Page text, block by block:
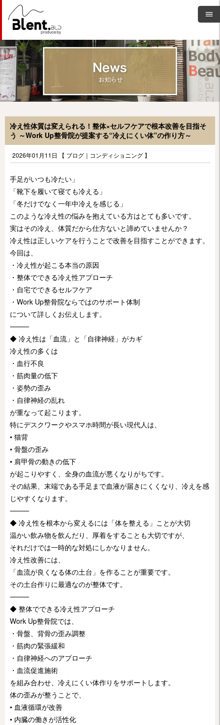
冷え性体質は変えられる！整体×セルフケアで根本改善を目指そ
う ～Work Up整骨院が提案する“冷えにくい体”の作り方～
2026年01月11日 【 ブログ ｜ コンディショニング 】
手足がいつも冷たい」
「靴下を履いて寝ても冷える」
「冬だけでなく一年中冷えを感じる」
このような冷え性の悩みを抱えている方はとても多いです。
実はその冷え、体質だから仕方ないと諦めていませんか？
冷え性は正しいケアを行うことで改善を目指すことができます。
今回は、
・冷え性が起こる本当の原因
・整体でできる冷え性アプローチ
・自宅でできるセルフケア
・Work Up整骨院ならではのサポート体制
について詳しくお伝えします。
⸻
◆ 冷え性は「血流」と「自律神経」がカギ
冷え性の多くは
・血行不良
・筋肉量の低下
・姿勢の歪み
・自律神経の乱れ
が重なって起こります。
特にデスクワークやスマホ時間が長い現代人は、
• 猫背
• 骨盤の歪み
• 肩甲骨の動きの低下
が起こりやすく、全身の血流が悪くなりがちです。
その結果、末端である手足まで血液が届きにくくなり、冷えを感
じやすくなります。
⸻
◆ 冷え性を根本から変えるには「体を整える」ことが大切
温かい飲み物を飲んだり、厚着をすることも大切ですが、
それだけでは一時的な対処にしかなりません。
冷え性改善には、
「血流が良くなる体の土台」を作ることが重要です。
その土台作りに最適なのが整体です。
⸻
◆ 整体でできる冷え性アプローチ
Work Up整骨院では、
・骨盤、背骨の歪み調整
・筋肉の緊張緩和
・自律神経へのアプローチ
・血流促進施術
を組み合わせ、冷えにくい体作りをサポートします。
体の歪みが整うことで、
• 血液循環が改善
• 内臓の働きが活性化